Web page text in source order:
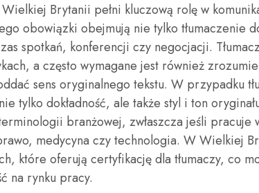
Wielkiej Brytanii pełni kluczową rolę w
obowiązki obejmują nie tylko tłumaczenie
spotkań, konferencji czy negocjacji.
a często wymagane jest również
sens oryginalnego tekstu. W przypadku
tylko dokładność, ale także styl i ton
branżowej, zwłaszcza jeśli pracuje
medycyna czy technologia. W Wielkiej
które oferują certyfikację dla tłumaczy, co
na rynku pracy.